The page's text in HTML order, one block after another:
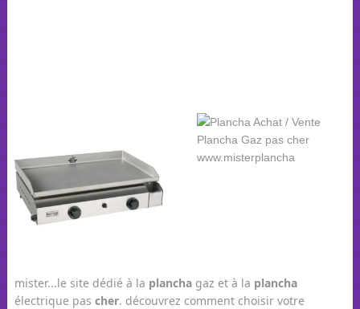
mister...le site dédié à la planchagaz et à la plancha
électrique pas cher. découvrez comment choisir votre